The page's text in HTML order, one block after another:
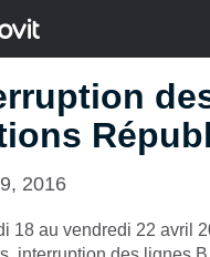
2016
18 au vendredi 22 avril